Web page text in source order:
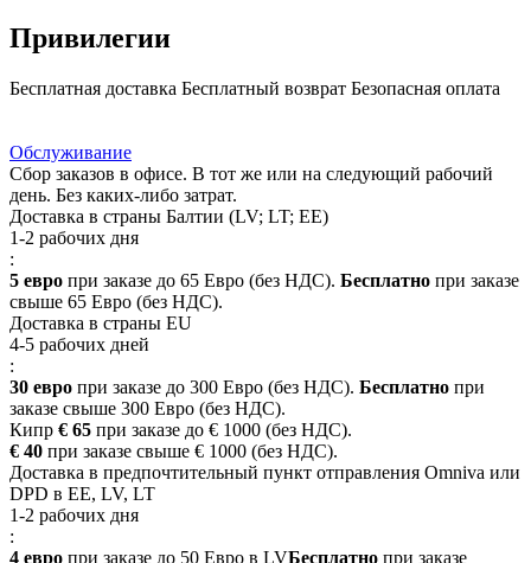
Привилегии
Бесплатная доставка Бесплатный возврат Безопасная оплата
Обслуживание
Сбор заказов в офисе. В тот же или на следующий рабочий
день. Без каких-либо затрат.
Доставка в страны Балтии (LV; LT; EE)
1-2 рабочих дня
:
5 евро при заказе до 65 Евро (без НДС). Бесплатно при заказе
свыше 65 Евро (без НДС).
Доставка в страны EU
4-5 рабочих дней
:
30 евро при заказе до 300 Евро (без НДС). Бесплатно при
заказе свыше 300 Евро (без НДС).
Кипр € 65 при заказе до € 1000 (без НДС).
€ 40 при заказе свыше € 1000 (без НДС).
Доставка в предпочтительный пункт отправления Omniva или
DPD в EE, LV, LT
1-2 рабочих дня
:
4 евро при заказе до 50 Евро в LVБесплатно при заказе